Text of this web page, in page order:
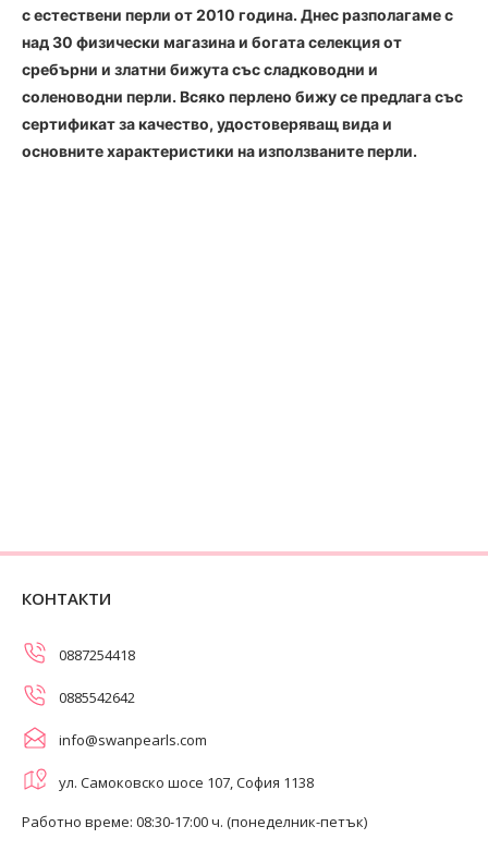
с естествени перли от 2010 година. Днес разполагаме с
над 30 физически магазина и богата селекция от
сребърни и златни бижута със сладководни и
соленоводни перли. Всяко перлено бижу се предлага със
сертификат за качество, удостоверяващ вида и
основните характеристики на използваните перли.
КОНТАКТИ
0887254418
0885542642
info@swanpearls.com
ул. Самоковско шосе 107, София 1138
Работно време: 08:30-17:00 ч. (понеделник-петък)